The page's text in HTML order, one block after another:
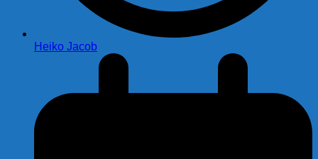
Heiko Jacob